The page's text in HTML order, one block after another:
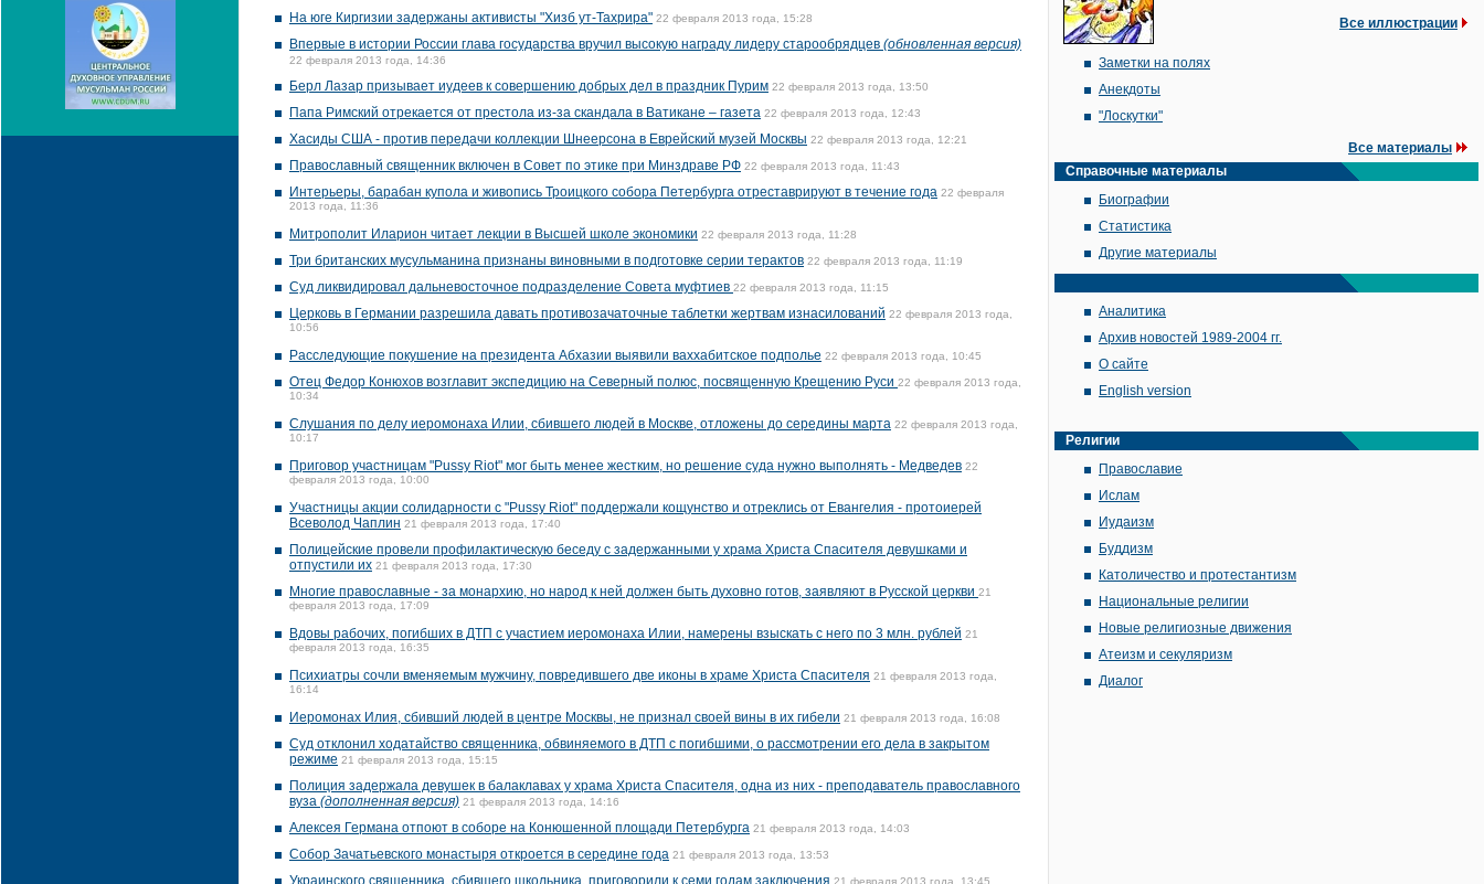
На юге Киргизии задержаны активисты "Хизб ут-Тахрира" 22 февраля 2013 года, 15:28
Впервые в истории России глава государства вручил высокую награду лидеру старообрядцев (обновленная версия)
22 февраля 2013 года, 14:36
Берл Лазар призывает иудеев к совершению добрых дел в праздник Пурим 22 февраля 2013 года, 13:50
Папа Римский отрекается от престола из-за скандала в Ватикане – газета 22 февраля 2013 года, 12:43
Хасиды США - против передачи коллекции Шнеерсона в Еврейский музей Москвы 22 февраля 2013 года, 12:21
Православный священник включен в Совет по этике при Минздраве РФ 22 февраля 2013 года, 11:43
Интерьеры, барабан купола и живопись Троицкого собора Петербурга отреставрируют в течение года 22 февраля
2013 года, 11:36
Митрополит Иларион читает лекции в Высшей школе экономики 22 февраля 2013 года, 11:28
Три британских мусульманина признаны виновными в подготовке серии терактов 22 февраля 2013 года, 11:19
Суд ликвидировал дальневосточное подразделение Совета муфтиев 22 февраля 2013 года, 11:15
Церковь в Германии разрешила давать противозачаточные таблетки жертвам изнасилований 22 февраля 2013 года,
10:56
Расследующие покушение на президента Абхазии выявили ваххабитское подполье 22 февраля 2013 года, 10:45
Отец Федор Конюхов возглавит экспедицию на Северный полюс, посвященную Крещению Руси 22 февраля 2013 года,
10:34
Слушания по делу иеромонаха Илии, сбившего людей в Москве, отложены до середины марта 22 февраля 2013 года,
10:17
Приговор участницам "Pussy Riot" мог быть менее жестким, но решение суда нужно выполнять - Медведев 22
февраля 2013 года, 10:00
Участницы акции солидарности с "Pussy Riot" поддержали кощунство и отреклись от Евангелия - протоиерей
Всеволод Чаплин 21 февраля 2013 года, 17:40
Полицейские провели профилактическую беседу с задержанными у храма Христа Спасителя девушками и
отпустили их 21 февраля 2013 года, 17:30
Многие православные - за монархию, но народ к ней должен быть духовно готов, заявляют в Русской церкви 21
февраля 2013 года, 17:09
Вдовы рабочих, погибших в ДТП с участием иеромонаха Илии, намерены взыскать с него по 3 млн. рублей 21
февраля 2013 года, 16:35
Психиатры сочли вменяемым мужчину, повредившего две иконы в храме Христа Спасителя 21 февраля 2013 года,
16:14
Иеромонах Илия, сбивший людей в центре Москвы, не признал своей вины в их гибели 21 февраля 2013 года, 16:08
Суд отклонил ходатайство священника, обвиняемого в ДТП с погибшими, о рассмотрении его дела в закрытом
режиме 21 февраля 2013 года, 15:15
Полиция задержала девушек в балаклавах у храма Христа Спасителя, одна из них - преподаватель православного
вуза (дополненная версия) 21 февраля 2013 года, 14:16
Алексея Германа отпоют в соборе на Конюшенной площади Петербурга 21 февраля 2013 года, 14:03
Собор Зачатьевского монастыря откроется в середине года 21 февраля 2013 года, 13:53
Украинского священника, сбившего школьника, приговорили к семи годам заключения 21 февраля 2013 года, 13:45
Все иллюстрации
Заметки на полях
Анекдоты
"Лоскутки"
Все материалы
Справочные материалы
Биографии
Статистика
Другие материалы
Аналитика
Архив новостей 1989-2004 гг.
О сайте
English version
Религии
Православие
Ислам
Иудаизм
Буддизм
Католичество и протестантизм
Национальные религии
Новые религиозные движения
Атеизм и секуляризм
Диалог